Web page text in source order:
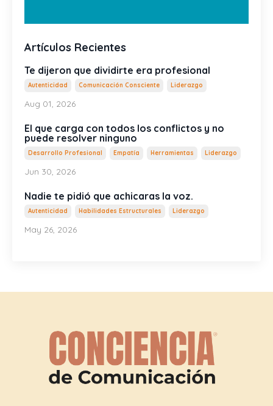
Artículos Recientes
Te dijeron que dividirte era profesional
Autenticidad Comunicación Consciente Liderazgo
Aug 01, 2026
El que carga con todos los conflictos y no
puede resolver ninguno
Desarrollo Profesional Empatía Herramientas Liderazgo
Jun 30, 2026
Nadie te pidió que achicaras la voz.
Autenticidad Habilidades Estructurales Liderazgo
May 26, 2026